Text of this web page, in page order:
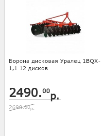
Борона дисковая Уралец 1BQX-
1,1 12 дисков
2490.00р.
2690.00р.